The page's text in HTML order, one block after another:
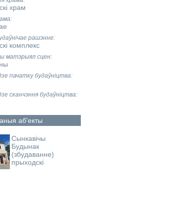
храм
рашэнне
комплекс
матэрыял сцен
пачатку будаўніцтва
сканчэння будаўніцтва
аб'екты
Сынкавічы
Будынак
(збудаванне)
прыходскі